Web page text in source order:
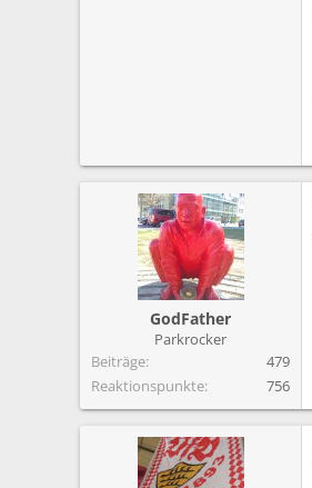
GodFather
Parkrocker
Beiträge
479
Reaktionspunkte
756